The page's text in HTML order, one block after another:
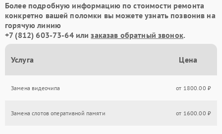
Более подробную информацию по стоимости ремонта
конкретно вашей поломки вы можете узнать позвонив на
горячую линию
+7 (812) 603-73-64илизаказав обратный звонок.
Услуга Цена
Замена видеочипа от 1800.00 ₽
Замена слотов оперативной памяти от 1600.00 ₽